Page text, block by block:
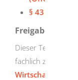
§ 43
Freigabevermerk
Dieser Text
fachlich